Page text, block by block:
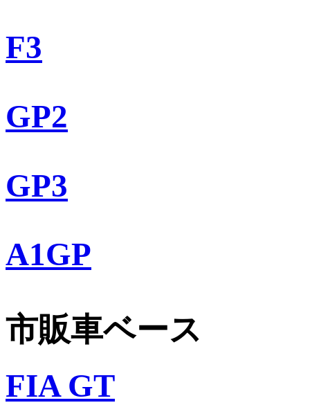
F3
GP2
GP3
A1GP
市販車ベース
FIA GT